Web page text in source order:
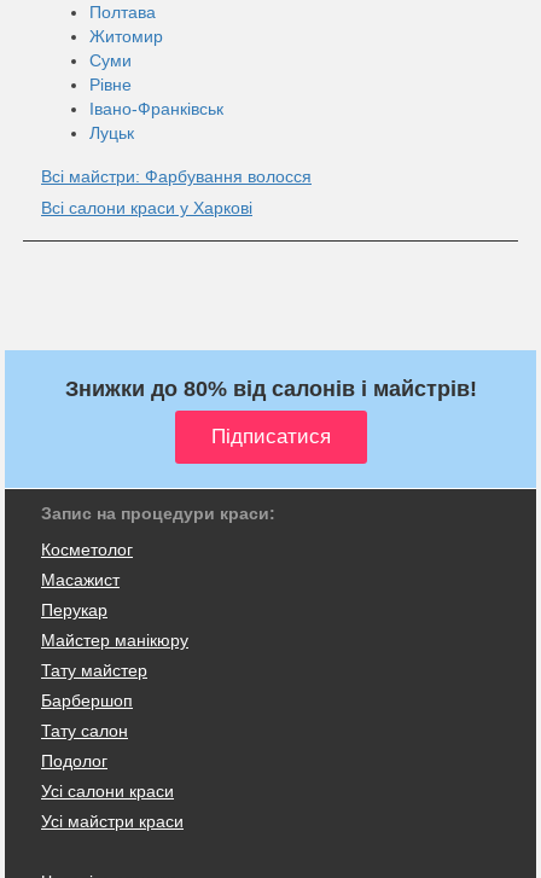
Полтава
Житомир
Суми
Рівне
Івано-Франківськ
Луцьк
Всі майстри: Фарбування волосся
Всі салони краси у Харкові
Знижки до 80% від салонів і майстрів!
Запис на процедури краси:
Косметолог
Масажист
Перукар
Майстер манікюру
Тату майстер
Барбершоп
Тату салон
Подолог
Усі салони краси
Усі майстри краси